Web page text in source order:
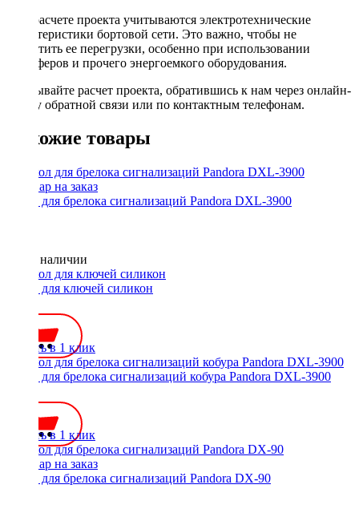
При расчете проекта учитываются электротехнические
характеристики бортовой сети. Это важно, чтобы не
допустить ее перегрузки, особенно при использовании
сабвуферов и прочего энергоемкого оборудования.
Заказывайте расчет проекта, обратившись к нам через онлайн-
форму обратной связи или по контактным телефонам.
Похожие товары
Чехол для брелока сигнализаций Pandora DXL-3900
Нет в наличии
Чехол для ключей силикон
Купить в 1 клик
Чехол для брелока сигнализаций кобура Pandora DXL-3900
Купить в 1 клик
Чехол для брелока сигнализаций Pandora DX-90